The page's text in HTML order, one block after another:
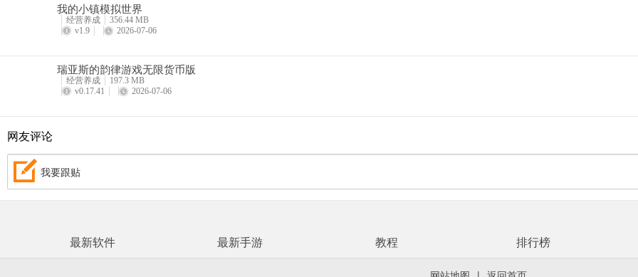
我的小镇模拟世界
经营养成
356.44 MB
v1.9
2026-07-06
瑞亚斯的韵律游戏无限货币版
经营养成
197.3 MB
v0.17.41
2026-07-06
网友评论
我要跟贴
最新软件 最新手游 教程 排行榜